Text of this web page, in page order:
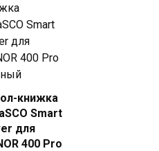
Купить
в Beeline
книжка
Smart
для
400 Pro